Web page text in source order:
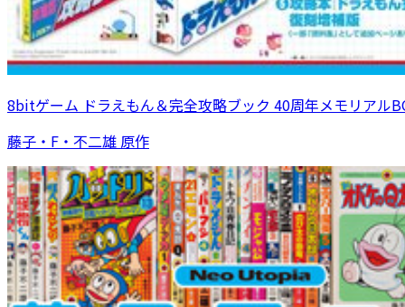
8bitゲーム ドラえもん＆完全攻略ブック 40周年メモリアル
藤子・F・不二雄 原作